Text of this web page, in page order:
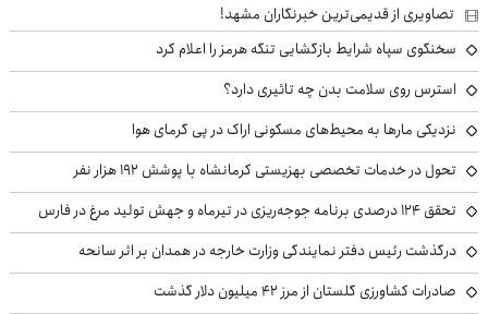
تصاویری از قدیمی‌ترین خبرنگاران مشهد!
سخنگوی سپاه شرایط بازگشایی تنگه هرمز را اعلام کرد
استرس روی سلامت بدن چه تاثیری دارد؟
نزدیکی مارها به محیط‌های مسکونی اراک در پی گرمای هوا
تحول در خدمات تخصصی بهزیستی کرمانشاه با پوشش ۱۹۲ هزار نفر
تحقق ۱۲۴ درصدی برنامه جوجه‌ریزی در تیرماه و جهش تولید مرغ در فارس
درگذشت رئیس دفتر نمایندگی وزارت خارجه در همدان بر اثر سانحه
صادرات کشاورزی گلستان از مرز ۴۲ میلیون دلار گذشت